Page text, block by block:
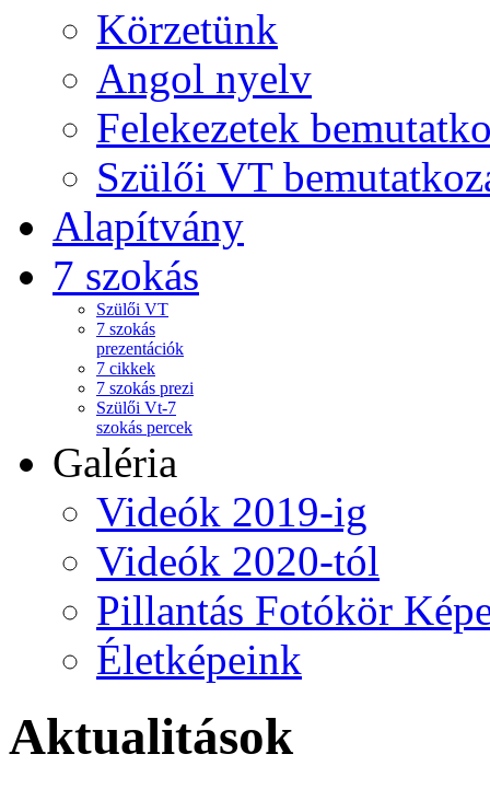
Körzetünk
Angol nyelv
Felekezetek
Szülői VT
Alapítvány
7 szokás
Szülői VT
7 szokás
prezentációk
7 cikkek
7 szokás prezi
Szülői Vt-7
szokás percek
Galéria
Videók 2019-ig
Videók 2020-tól
Pillantás Fotókör
Életképeink
Aktualitások